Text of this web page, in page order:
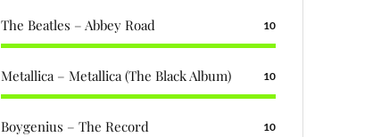
The Beatles – Abbey Road 10
Metallica – Metallica (The Black Album) 10
Boygenius – The Record 10